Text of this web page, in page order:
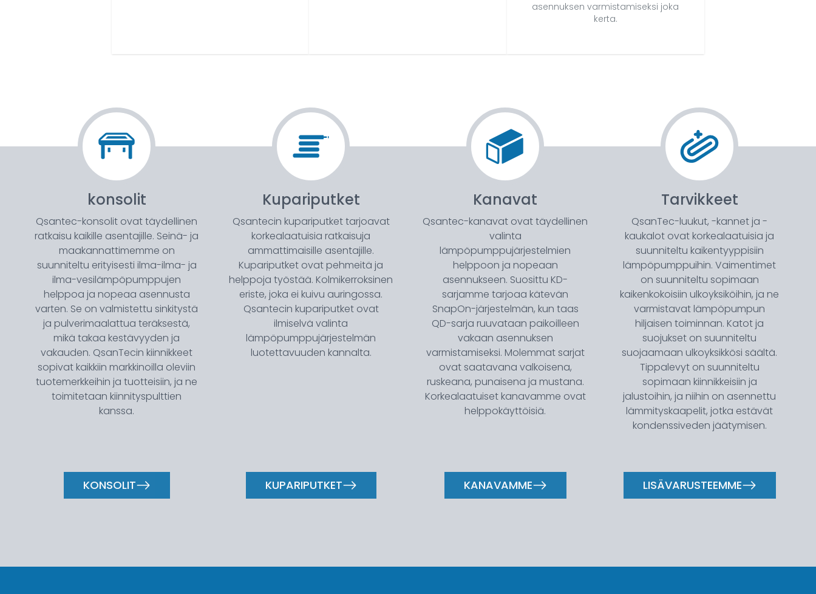
asennuksen varmistamiseksi joka
kerta.
konsolit
Qsantec-konsolit ovat täydellinen
ratkaisu kaikille asentajille. Seinä- ja
maakannattimemme on
suunniteltu erityisesti ilma-ilma- ja
ilma-vesilämpöpumppujen
helppoa ja nopeaa asennusta
varten. Se on valmistettu sinkitystä
ja pulverimaalattua teräksestä,
mikä takaa kestävyyden ja
vakauden. QsanTecin kiinnikkeet
sopivat kaikkiin markkinoilla oleviin
tuotemerkkeihin ja tuotteisiin, ja ne
toimitetaan kiinnityspulttien
kanssa.
KONSOLIT
Kupariputket
Qsantecin kupariputket tarjoavat
korkealaatuisia ratkaisuja
ammattimaisille asentajille.
Kupariputket ovat pehmeitä ja
helppoja työstää. Kolmikerroksinen
eriste, joka ei kuivu auringossa.
Qsantecin kupariputket ovat
ilmiselvä valinta
lämpöpumppujärjestelmän
luotettavuuden kannalta.
KUPARIPUTKET
Kanavat
Qsantec-kanavat ovat täydellinen
valinta
lämpöpumppujärjestelmien
helppoon ja nopeaan
asennukseen. Suosittu KD-
sarjamme tarjoaa kätevän
SnapOn-järjestelmän, kun taas
QD-sarja ruuvataan paikoilleen
vakaan asennuksen
varmistamiseksi. Molemmat sarjat
ovat saatavana valkoisena,
ruskeana, punaisena ja mustana.
Korkealaatuiset kanavamme ovat
helppokäyttöisiä.
KANAVAMME
Tarvikkeet
QsanTec-luukut, -kannet ja -
kaukalot ovat korkealaatuisia ja
suunniteltu kaikentyyppisiin
lämpöpumppuihin. Vaimentimet
on suunniteltu sopimaan
kaikenkokoisiin ulkoyksiköihin, ja ne
varmistavat lämpöpumpun
hiljaisen toiminnan. Katot ja
suojukset on suunniteltu
suojaamaan ulkoyksikkösi säältä.
Tippalevyt on suunniteltu
sopimaan kiinnikkeisiin ja
jalustoihin, ja niihin on asennettu
lämmityskaapelit, jotka estävät
kondenssiveden jäätymisen.
LISÄVARUSTEEMME